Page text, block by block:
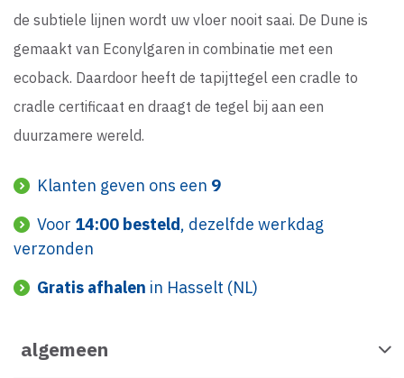
de subtiele lijnen wordt uw vloer nooit saai. De Dune is
gemaakt van Econylgaren in combinatie met een
ecoback. Daardoor heeft de tapijttegel een cradle to
cradle certificaat en draagt de tegel bij aan een
duurzamere wereld.
Klanten geven ons een 9
Voor 14:00 besteld, dezelfde werkdag
verzonden
Gratis afhalen in Hasselt (NL)
algemeen